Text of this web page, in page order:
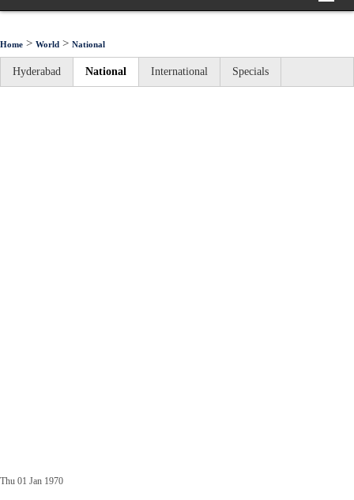
Home > World > National
Hyderabad National International Specials
Thu 01 Jan 1970